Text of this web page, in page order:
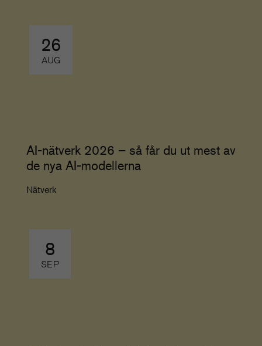
26
AUG
AI-nätverk 2026 – så får du ut mest av
de nya AI-modellerna
Nätverk
8
SEP